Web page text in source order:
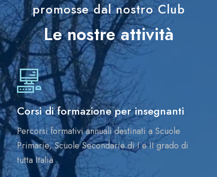
promosse dal nostro Club
Le nostre attività
Corsi di formazione per insegnanti
Percorsi formativi annuali destinati a Scuole
Primarie, Scuole Secondarie di I e II grado di
tutta Italia